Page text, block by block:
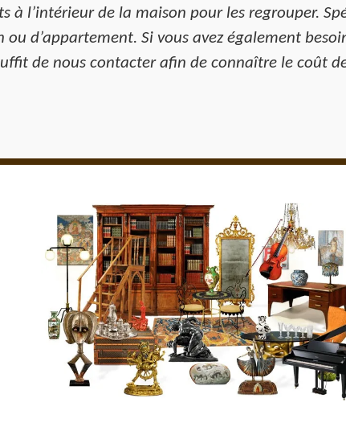
à l’intérieur de la maison pour les regrouper.
d’appartement. Si vous avez également
de nous contacter afin de connaître le coût